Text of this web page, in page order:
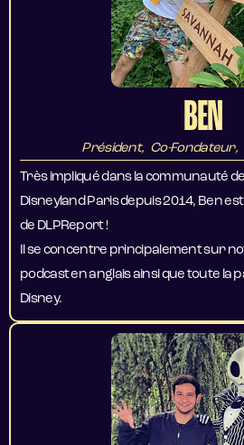
BEN
Président, Co-
Très impliqué dans la communauté
Disneyland Paris depuis 2014, Ben
de DLPReport !
Il se concentre principalement sur
podcast en anglais ainsi que toute la
Disney.​